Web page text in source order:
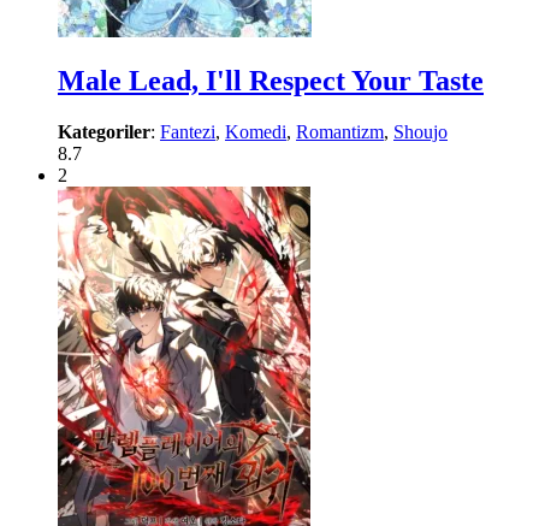
Male Lead, I'll Respect Your Taste
Kategoriler: Fantezi, Komedi, Romantizm, Shoujo
8.7
2